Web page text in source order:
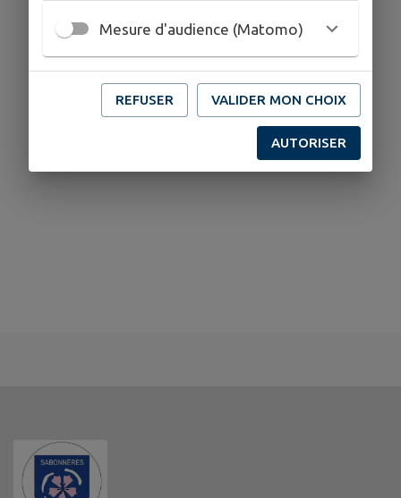
Mesure d'audience (Matomo)
REFUSER VALIDER MON CHOIX
AUTORISER